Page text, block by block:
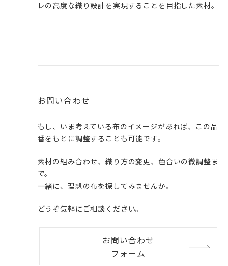
レの高度な織り設計を実現することを目指した素材。
お問い合わせ
もし、いま考えている布のイメージがあれば、この品
番をもとに調整することも可能です。
素材の組み合わせ、織り方の変更、色合いの微調整ま
で。
一緒に、理想の布を探してみませんか。
どうぞ気軽にご相談ください。
お問い合わせ
フォーム